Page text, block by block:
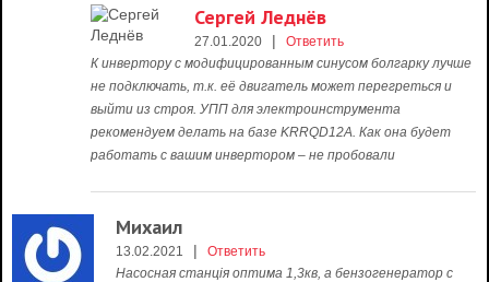
Сергей Леднёв
27.01.2020 |
Ответить
К инвертору с модифицированным синусом болгарку лучше
не подключать, т.к. её двигатель может перегреться и
выйти из строя. УПП для электроинструмента
рекомендуем делать на базе KRRQD12A. Как она будет
работать с вашим инвертором – не пробовали
Михаил
13.02.2021 |
Ответить
Насосная станція оптима 1,3кв, а бензогенератор с